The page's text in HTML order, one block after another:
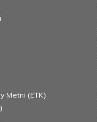
Metni (ETK)